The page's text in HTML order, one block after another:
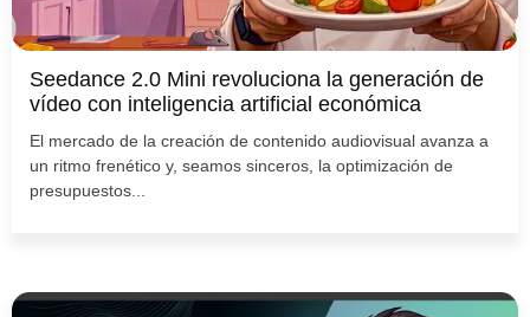
Seedance 2.0 Mini revoluciona la generación de
vídeo con inteligencia artificial económica
El mercado de la creación de contenido audiovisual avanza a
un ritmo frenético y, seamos sinceros, la optimización de
presupuestos...